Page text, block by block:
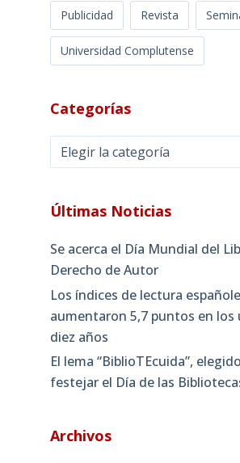
Publicidad Revista
Universidad Complutense
Categorías
Categorías
Últimas Noticias
Se acerca el Día Mundial del
Derecho de Autor
Los índices de lectura
aumentaron 5,7 puntos en los
diez años
El lema “BiblioTEcuida”,
festejar el Día de las
Archivos